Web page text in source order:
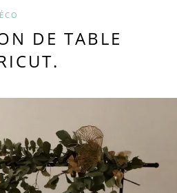
DE TABLE